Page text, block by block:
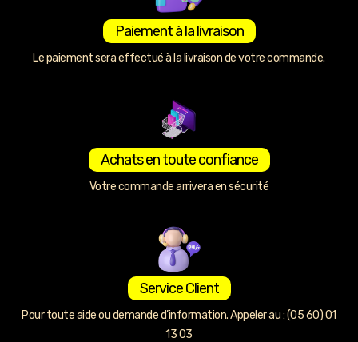
Paiement à la livraison
Le paiement sera effectué à la livraison de votre commande.
Achats en toute confiance
Votre commande arrivera en sécurité
Service Client
Pour toute aide ou demande d’information. Appeler au : (05 60) 01
13 03